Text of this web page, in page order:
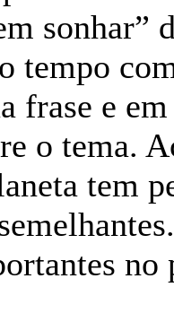
tempo
frase e
o tema.
tem